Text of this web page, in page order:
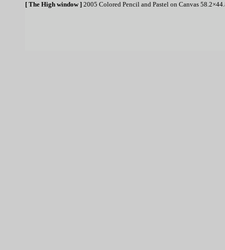
[ The High window ] 2005 Colored Pencil and Pastel on Canvas